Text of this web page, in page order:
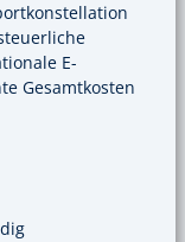
E-
Gesamtkosten